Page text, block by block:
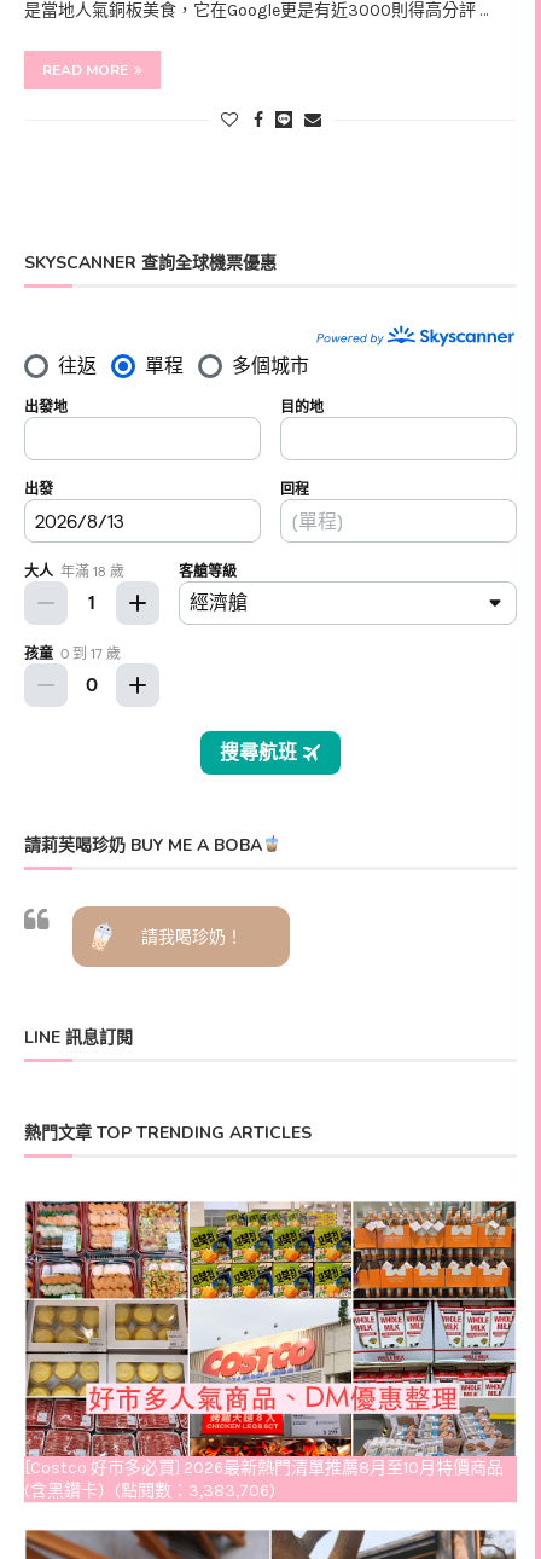
是當地人氣銅板美食，它在Google更是有近3000則得高分評 …
READ MORE
SKYSCANNER 查詢全球機票優惠
請莉芙喝珍奶 BUY ME A BOBA
請我喝珍奶！
LINE 訊息訂閱
熱門文章 TOP TRENDING ARTICLES
[Costco 好市多必買] 2026最新熱門清單推薦8月至10月特價商品
(含黑鑽卡）(點閱數：3,383,706)